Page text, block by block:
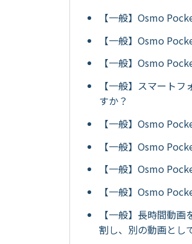
【一般】Osmo
【一般】Osmo
【一般】Osmo
【一般】スマート
すか？
【一般】Osmo
【一般】Osmo
【一般】Osmo
【一般】Osmo
【一般】長時間動
割し、別の動画とし